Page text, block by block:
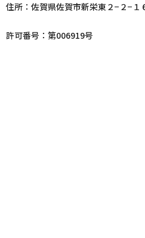
住所：佐賀県佐賀市新栄東２−２−１
許可番号：第006919号